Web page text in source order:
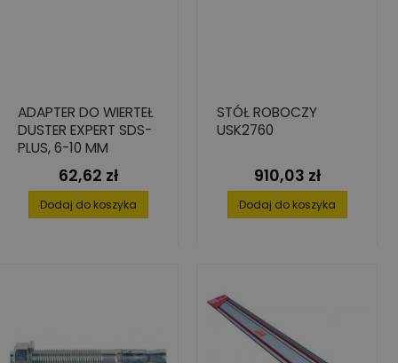
ADAPTER DO WIERTEŁ
DUSTER EXPERT SDS-
PLUS, 6-10 MM
Cena
62,62 zł
Dodaj do koszyka
STÓŁ ROBOCZY
USK2760
Cena
910,03 zł
Dodaj do koszyka